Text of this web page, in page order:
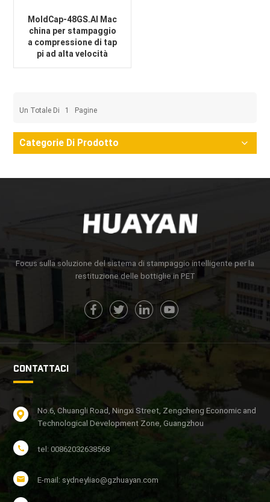
MoldCap-48GS.AI Mac
china per stampaggio
a compressione di tap
pi ad alta velocità
Un Totale Di 1 Pagine
Categorie Di Prodotto
Focus sulla soluzione del sistema di stampaggio intelligente per la
restituzione delle bottiglie in PET
CONTATTACI
No.6, Chuangli Road, Ningxi Street, Zengcheng Economic and
Technological Development Zone, Guangzhou
tel: 00862032638568
E-mail: sydneyliao@gzhuayan.com